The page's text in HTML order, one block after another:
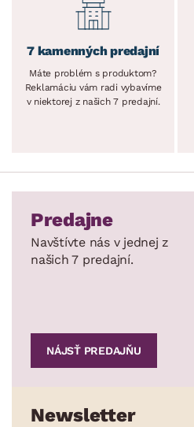
7 kamenných predajní
Máte problém s produktom?
Reklamáciu vám radi vybavíme
v niektorej z našich 7 predajní.
Predajne
Navštívte nás v jednej z
našich 7 predajní.
NÁJSŤ PREDAJŇU
Newsletter